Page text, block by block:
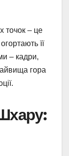
точок – це
її
– кадри,
гора